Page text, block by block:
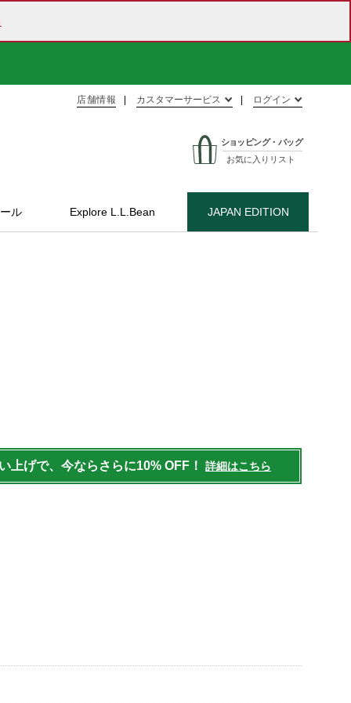
店舗情報 カスタマーサービス ログイン
ショッピング・バッグ
お気に入りリスト
ル Explore L.L.Bean JAPAN EDITION
上げで、今ならさらに10% OFF！ 詳細はこちら